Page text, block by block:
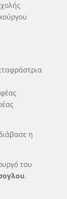
η
του
.